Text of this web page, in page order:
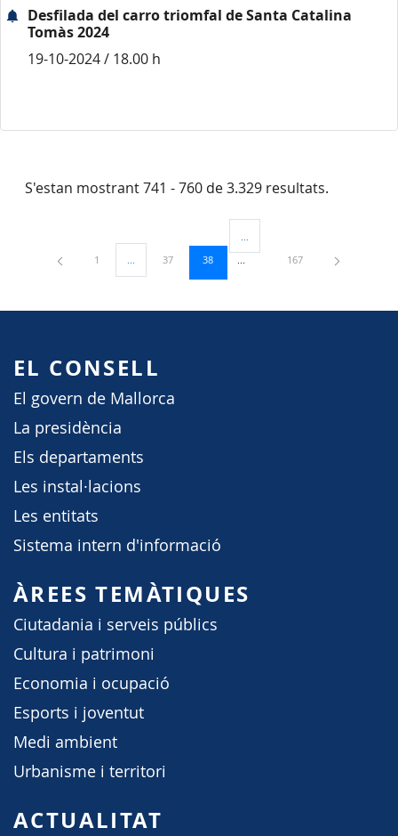
Desfilada del carro triomfal de Santa Catalina
Tomàs 2024
19-10-2024 / 18.00 h
S'estan mostrant 741 - 760 de 3.329 resultats.
Pàgina
1 ...Pàgines intermèdies Utilitzeu TAB per navegar.
Pàgina
37 Pàgina
38
Pàgines intermèdies Utilitzeu
Pàgina
167
EL CONSELL
El govern de Mallorca
La presidència
Els departaments
Les instal·lacions
Les entitats
Sistema intern d'informació
ÀREES TEMÀTIQUES
Ciutadania i serveis públics
Cultura i patrimoni
Economia i ocupació
Esports i joventut
Medi ambient
Urbanisme i territori
ACTUALITAT